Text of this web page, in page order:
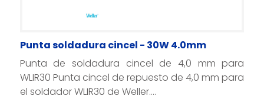
Punta soldadura cincel - 30W 4.0mm
Punta de soldadura cincel de 4,0 mm para
WLIR30 Punta cincel de repuesto de 4,0 mm para
el soldador WLIR30 de Weller....